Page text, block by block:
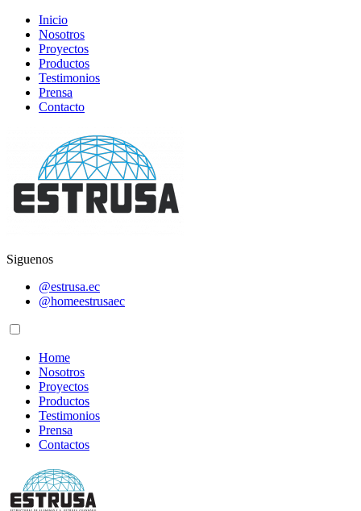
Inicio
Nosotros
Proyectos
Productos
Testimonios
Prensa
Contacto
Siguenos
@estrusa.ec
@homeestrusaec
Home
Nosotros
Proyectos
Productos
Testimonios
Prensa
Contactos